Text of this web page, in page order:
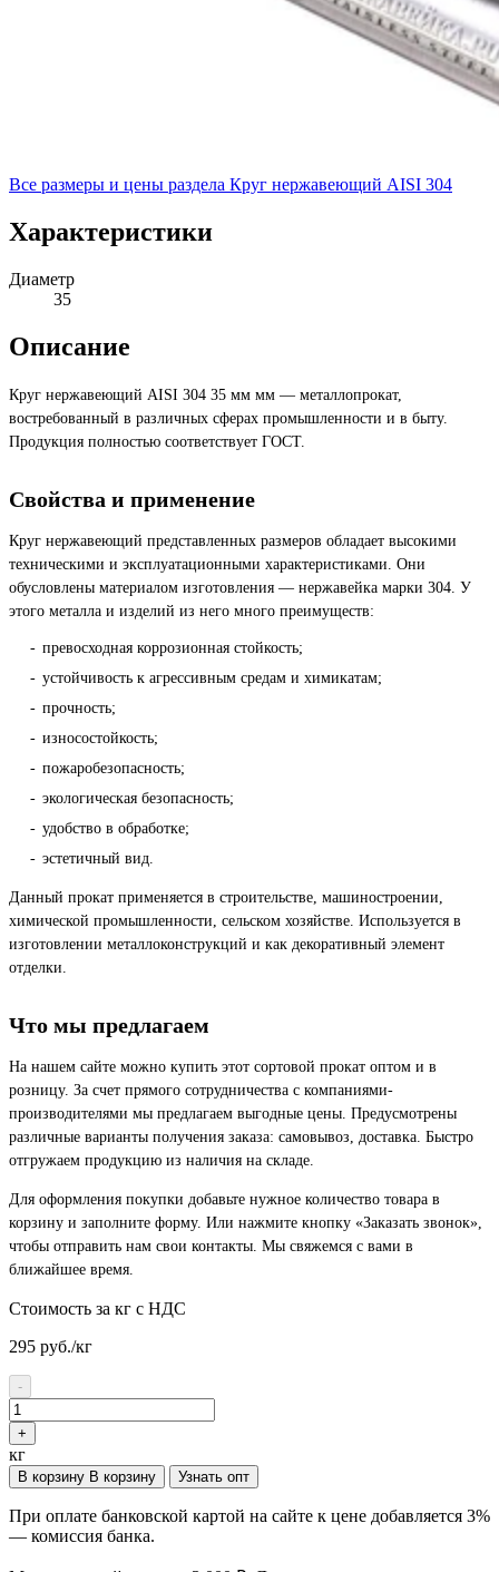
Все размеры и цены раздела Круг нержавеющий AISI 304
Характеристики
Диаметр
35
Описание
Круг нержавеющий AISI 304 35 мм мм — металлопрокат,
востребованный в различных сферах промышленности и в быту.
Продукция полностью соответствует ГОСТ.
Свойства и применение
Круг нержавеющий представленных размеров обладает высокими
техническими и эксплуатационными характеристиками. Они
обусловлены материалом изготовления — нержавейка марки 304. У
этого металла и изделий из него много преимуществ:
превосходная коррозионная стойкость;
устойчивость к агрессивным средам и химикатам;
прочность;
износостойкость;
пожаробезопасность;
экологическая безопасность;
удобство в обработке;
эстетичный вид.
Данный прокат применяется в строительстве, машиностроении,
химической промышленности, сельском хозяйстве. Используется в
изготовлении металлоконструкций и как декоративный элемент
отделки.
Что мы предлагаем
На нашем сайте можно купить этот сортовой прокат оптом и в
розницу. За счет прямого сотрудничества с компаниями-
производителями мы предлагаем выгодные цены. Предусмотрены
различные варианты получения заказа: самовывоз, доставка. Быстро
отгружаем продукцию из наличия на складе.
Для оформления покупки добавьте нужное количество товара в
корзину и заполните форму. Или нажмите кнопку «Заказать звонок»,
чтобы отправить нам свои контакты. Мы свяжемся с вами в
ближайшее время.
Стоимость за кг с НДС
295 руб./кг
-
+
кг
В корзину В корзину Узнать опт
При оплате банковской картой на сайте к цене добавляется 3%
— комиссия банка.